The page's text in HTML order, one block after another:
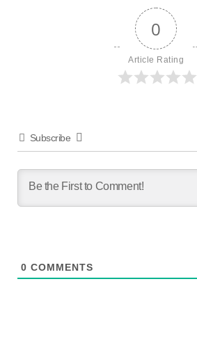
0
Article Rating
Subscribe
0 COMMENTS